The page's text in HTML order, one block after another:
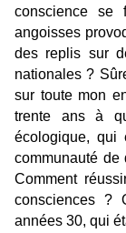
conscience se
angoisses
des replis sur
nationales ?
sur toute mon
trente ans à
écologique, qui
communauté de
Comment
consciences ?
années 30, qui